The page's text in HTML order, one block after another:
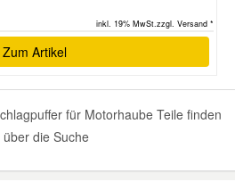
inkl. 19% MwSt.zzgl. Versand *
Zum Artikel
für Motorhaube Teile finden
über die Suche